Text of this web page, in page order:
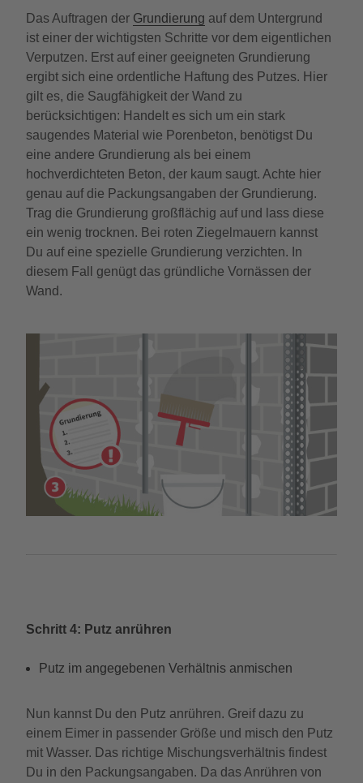
Das Auftragen der Grundierung auf dem Untergrund
ist einer der wichtigsten Schritte vor dem eigentlichen
Verputzen. Erst auf einer geeigneten Grundierung
ergibt sich eine ordentliche Haftung des Putzes. Hier
gilt es, die Saugfähigkeit der Wand zu
berücksichtigen: Handelt es sich um ein stark
saugendes Material wie Porenbeton, benötigst Du
eine andere Grundierung als bei einem
hochverdichteten Beton, der kaum saugt. Achte hier
genau auf die Packungsangaben der Grundierung.
Trag die Grundierung großflächig auf und lass diese
ein wenig trocknen. Bei roten Ziegelmauern kannst
Du auf eine spezielle Grundierung verzichten. In
diesem Fall genügt das gründliche Vornässen der
Wand.
Schritt 4: Putz anrühren
Putz im angegebenen Verhältnis anmischen
Nun kannst Du den Putz anrühren. Greif dazu zu
einem Eimer in passender Größe und misch den Putz
mit Wasser. Das richtige Mischungsverhältnis findest
Du in den Packungsangaben. Da das Anrühren von